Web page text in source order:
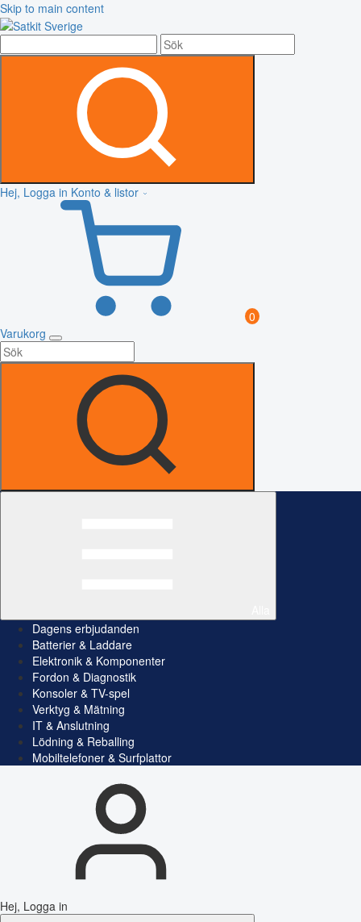
Skip to main content
Hej, Logga in Konto & listor
0
Varukorg
Dagens erbjudanden
Batterier & Laddare
Elektronik & Komponenter
Fordon & Diagnostik
Konsoler & TV-spel
Verktyg & Mätning
IT & Anslutning
Lödning & Reballing
Mobiltelefoner & Surfplattor
Hej, Logga in